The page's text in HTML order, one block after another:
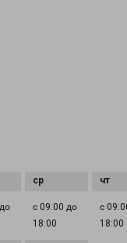
с 09:00 до
18:00
с
18:00